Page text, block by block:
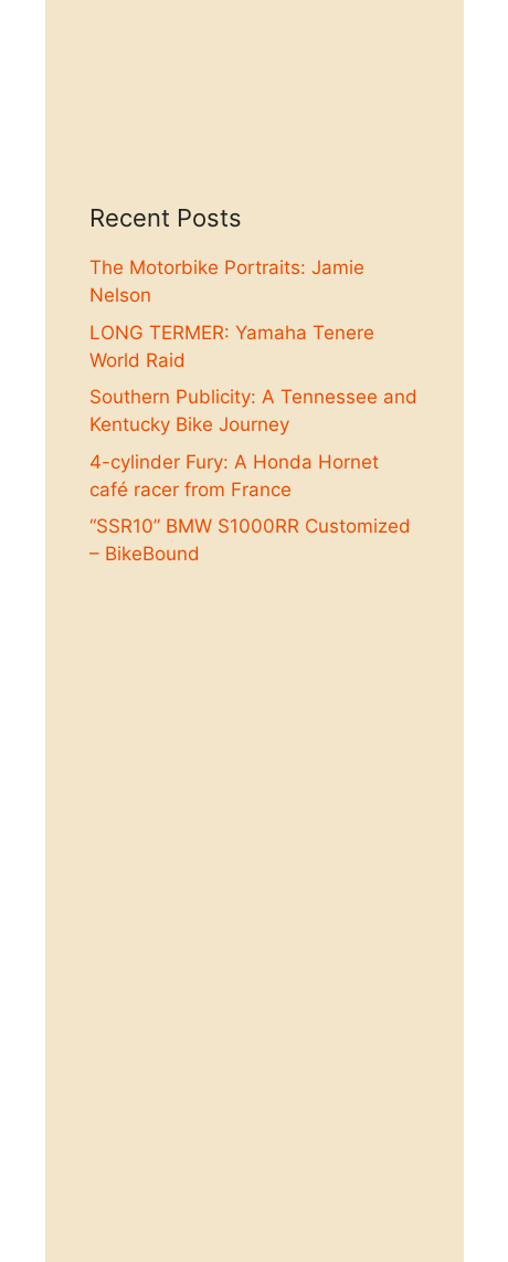
Recent Posts
The Motorbike Portraits: Jamie
Nelson
LONG TERMER: Yamaha Tenere
World Raid
Southern Publicity: A Tennessee and
Kentucky Bike Journey
4-cylinder Fury: A Honda Hornet
café racer from France
“SSR10” BMW S1000RR Customized
– BikeBound